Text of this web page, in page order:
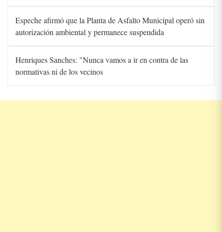
Espeche afirmó que la Planta de Asfalto Municipal operó sin
autorización ambiental y permanece suspendida
Henriques Sanches: "Nunca vamos a ir en contra de las
normativas ni de los vecinos